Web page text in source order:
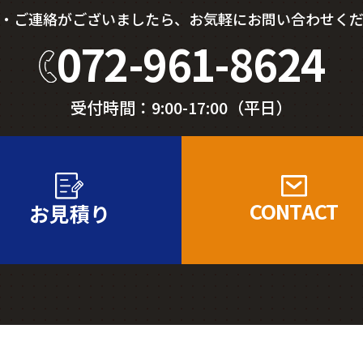
ご連絡がございましたら、 お気軽にお問い合わせく
072-961-8624
受付時間：9:00-17:00（平日）
お見積り CONTACT